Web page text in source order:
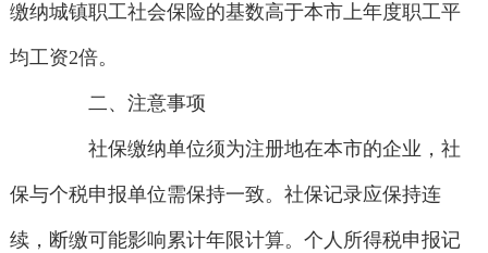
缴纳城镇职工社会保险的基数高于本市上年度职工平
均工资2倍。
二、注意事项
社保缴纳单位须为注册地在本市的企业，社
保与个税申报单位需保持一致。社保记录应保持连
续，断缴可能影响累计年限计算。个人所得税申报记